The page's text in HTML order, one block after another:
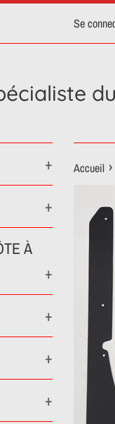
Se
+
+
À
+
+
+
+
Accueil ›